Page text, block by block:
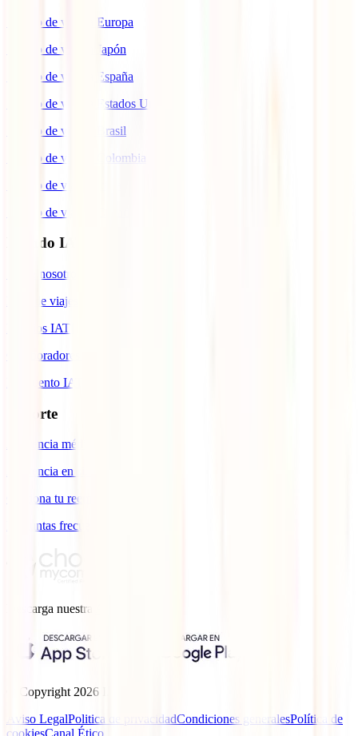
Seguro de viaje a Europa
Seguro de viaje a Japón
Seguro de viaje a España
Seguro de viaje a Estados Unidos
Seguro de viaje a Brasil
Seguro de viaje a Colombia
Seguro de viaje a Italia
Seguro de viaje a Canadá
Mundo IATI
Sobre nosotros
Blog de viajes
Premios IATI
Colaboradores IATI
Descuento IATI
Soporte
Asistencia médica en viajes
Asistencia en siniestros
Gestiona tu reembolso
Preguntas frecuentes
Descarga nuestra
© Copyright 2026
Aviso LegalPolitica de privacidadCondiciones generalesPolítica de